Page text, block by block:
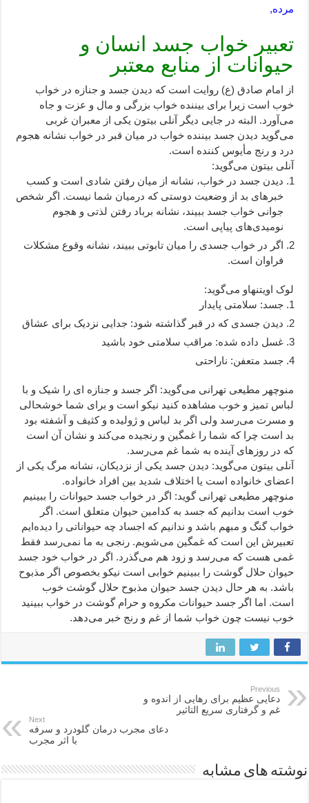
مرده,
تعبیر خواب جسد انسان و
حیوانات از منابع معتبر
از امام صادق (ع) روایت است که دیدن جسد و جنازه در خواب
خوب است زیرا برای بیننده خواب بزرگی و مال و عزت و جاه
می‌آورد. البته در جایی دیگر آنلی بیتون یکی از معبران غربی
می‌گوید دیدن جسد بیننده خواب در میان قبر در خواب نشانه هجوم
درد و رنج مأیوس کننده است.
آنلی بیتون می‌گوید:
دیدن جسد در خواب، نشانه از میان رفتن شادی است و کسب
خبرهای بد از وضعیت دوستی که درمیان شما نیست. اگر شخص
جوانی خواب جسد ببیند، نشانه برباد رفتن لذتی و هجوم
نومیدی‌های پیاپی است.
اگر در خواب جسدی را میان تابوتی ببیند، نشانه وقوع مشکلات
فراوان است.
لوک اویتنهاو می‌گوید:
جسد: سلامتی پایدار
دیدن جسدی که در قبر گذاشته شود: جدایی نزدیک برای عشاق
غسل داده شده: مراقب سلامتی خود باشید
جسد متعفن: ناراحتی
منوچهر مطیعی تهرانی می‌گوید: اگر جسد و جنازه ای را شیک و با
لباس تمیز و خوب مشاهده کنید نیکو است و برای شما خوشحالی
و مسرت می‌رسد ولی اگر بد لباس و ژولیده و کثیف و آشفته بود
بد است چرا که شما را غمگین و رنجیده می‌کند و نشان آن است
که در روزهای آینده به شما غم می‌رسد.
آنلی بیتون می‌گوید: دیدن جسد یکی از نزدیکان، نشانه مرگ یکی از
اعضای خانواده است یا اختلاف شدید بین افراد خانواده.
منوچهر مطیعی تهرانی گوید: اگر در خواب جسد حیوانات را ببینیم
خوب است بدانیم که جسد به کدامین حیوان متعلق است. اگر
خواب گنگ و مبهم باشد و ندانیم که اجساد چه حیواناتی را دیده‌ایم
تعبیرش این است که غمگین می‌شویم. رنجی به ما نمی‌رسد فقط
غمی هست که می‌رسد و زود هم می‌گذرد. اگر در خواب خود جسد
حیوان حلال گوشت را ببینیم خوابی است نیکو بخصوص اگر مذبوح
باشد. به هر حال دیدن جسد حیوان مذبوح حلال گوشت خوب
است. اما اگر جسد حیوانات مکروه و حرام گوشت در خواب ببینید
خوب نیست چون خواب شما از غم و رنج خبر می‌دهد.
Previous
دعایی عظیم برای رهایی از اندوه و
غم و گرفتاری سریع التاثیر
Next
دعای مجرب درمان گلودرد و سرفه
با اثر مجرب
نوشته های مشابه